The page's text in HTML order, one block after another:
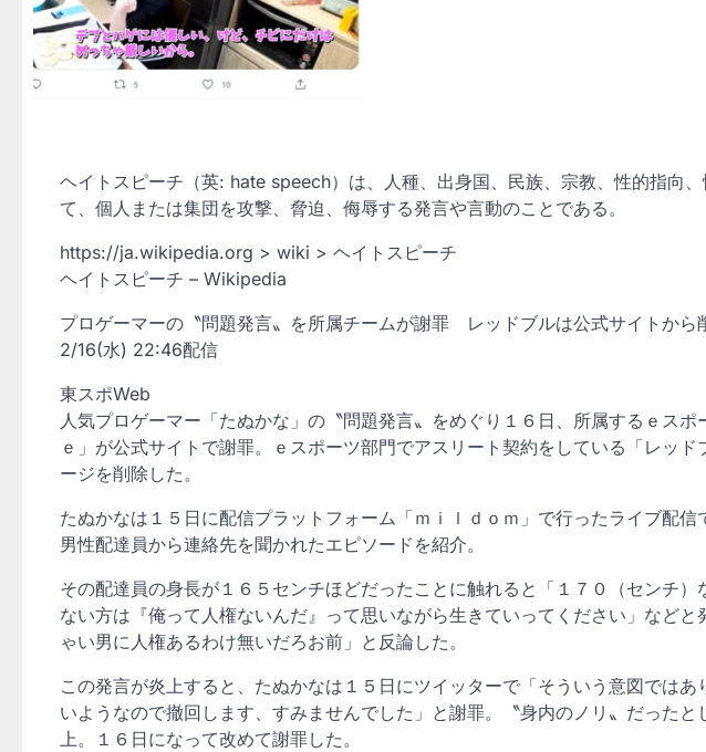
ヘイトスピーチ（英: hate speech）は、人種、出身国、民族、宗教、性的指向
て、個人または集団を攻撃、脅迫、侮辱する発言や言動のことである。
https://ja.wikipedia.org > wiki > ヘイトスピーチ
ヘイトスピーチ – Wikipedia
プロゲーマーの〝問題発言〟を所属チームが謝罪 レッドブルは公式サイトから
2/16(水) 22:46配信
東スポWeb
人気プロゲーマー「たぬかな」の〝問題発言〟をめぐり１６日、所属するｅス
ｅ」が公式サイトで謝罪。ｅスポーツ部門でアスリート契約をしている「レッ
ージを削除した。
たぬかなは１５日に配信プラットフォーム「ｍｉｌｄｏｍ」で行ったライブ配
男性配達員から連絡先を聞かれたエピソードを紹介。
その配達員の身長が１６５センチほどだったことに触れると「１７０（センチ
ない方は『俺って人権ないんだ』って思いながら生きていってください」など
ゃい男に人権あるわけ無いだろお前」と反論した。
この発言が炎上すると、たぬかなは１５日にツイッターで「そういう意図では
いようなので撤回します、すみませんでした」と謝罪。〝身内のノリ〟だった
上。１６日になって改めて謝罪した。